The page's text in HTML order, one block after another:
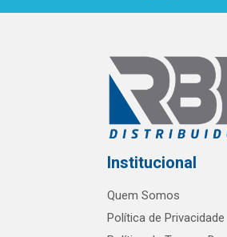
Institucional
Quem Somos
Política de Privacidade